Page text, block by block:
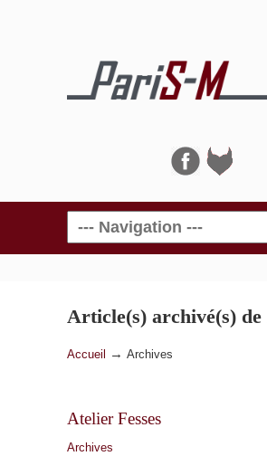
Navigation
Article(s) archivé(s) de
catégorieArchives
Accueil → Archives
Atelier Fesses
Archives